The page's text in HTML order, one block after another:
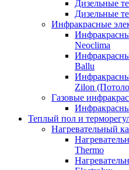
Дизельные
Дизельные
Инфракрасные
Neoclima
Ballu
Zilon
Газовые
Теплый пол и
Нагревательный
Thermo